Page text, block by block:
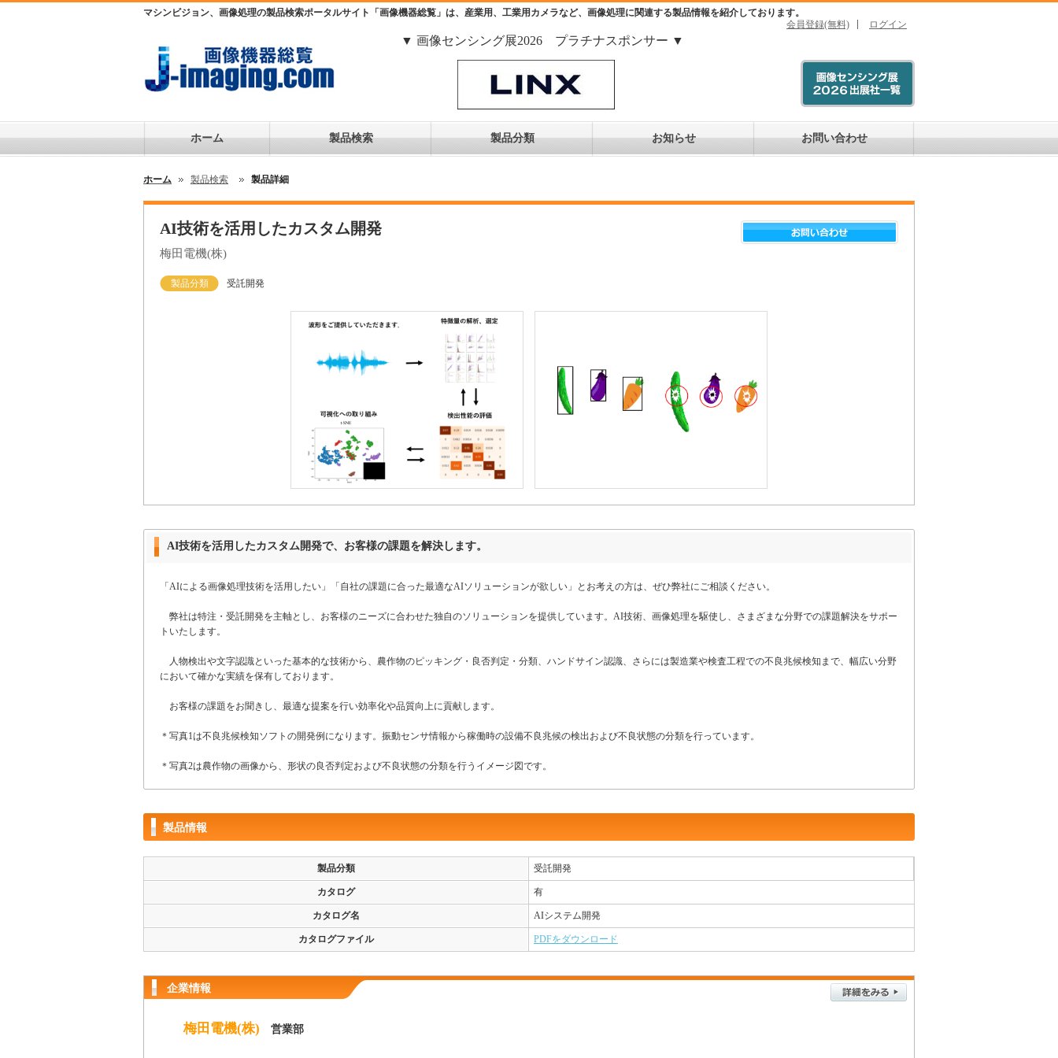
マシンビジョン、画像処理の製品検索ポータルサイト「画像機器総覧」は、産業用、工業用カメラなど、画像処理に関連する製品情報を紹介しております。
会員登録(無料)
ログイン
▼ 画像センシング展2026 プラチナスポンサー ▼
ホーム 製品検索 製品分類 お知らせ お問い合わせ
ホーム 製品検索 製品詳細
AI技術を活用したカスタム開発
梅田電機(株)
製品分類 受託開発
AI技術を活用したカスタム開発で、お客様の課題を解決します。
「AIによる画像処理技術を活用したい」「自社の課題に合った最適なAIソリューションが欲しい」とお考えの方は、ぜひ弊社にご相談ください。
弊社は特注・受託開発を主軸とし、お客様のニーズに合わせた独自のソリューションを提供しています。AI技術、画像処理を駆使し、さまざまな分野での課題解決をサポー
トいたします。
人物検出や文字認識といった基本的な技術から、農作物のピッキング・良否判定・分類、ハンドサイン認識、さらには製造業や検査工程での不良兆候検知まで、幅広い分野
において確かな実績を保有しております。
お客様の課題をお聞きし、最適な提案を行い効率化や品質向上に貢献します。
＊写真1は不良兆候検知ソフトの開発例になります。振動センサ情報から稼働時の設備不良兆候の検出および不良状態の分類を行っています。
＊写真2は農作物の画像から、形状の良否判定および不良状態の分類を行うイメージ図です。
製品情報
製品分類 受託開発
カタログ 有
カタログ名 AIシステム開発
カタログファイル PDFをダウンロード
企業情報
梅田電機(株) 営業部